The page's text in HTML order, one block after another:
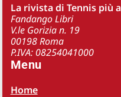
La rivista di Tennis più
Fandango Libri
V.le Gorizia n. 19
00198 Roma
P.IVA: 08254041000
Menu
Home